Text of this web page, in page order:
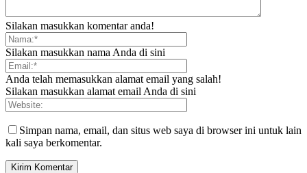
Silakan masukkan komentar anda!
Silakan masukkan nama Anda di sini
Anda telah memasukkan alamat email yang salah!
Silakan masukkan alamat email Anda di sini
Simpan nama, email, dan situs web saya di browser ini untuk lain
kali saya berkomentar.